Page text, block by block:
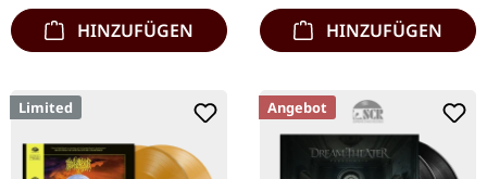
HINZUFÜGEN HINZUFÜGEN
Limited Angebot